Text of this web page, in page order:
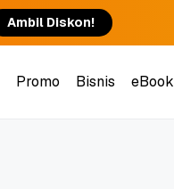
Ambil Diskon!
Promo
Bisnis
eBook